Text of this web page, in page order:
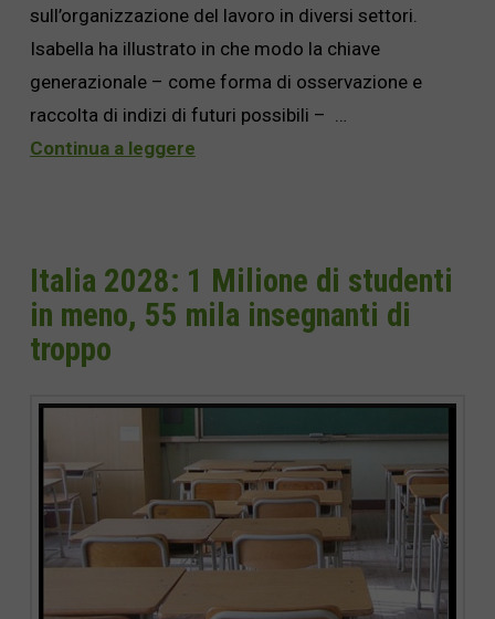
sull’organizzazione del lavoro in diversi settori.
Isabella ha illustrato in che modo la chiave
generazionale – come forma di osservazione e
raccolta di indizi di futuri possibili – …
Continua a leggere
Italia 2028: 1 Milione di studenti
in meno, 55 mila insegnanti di
troppo